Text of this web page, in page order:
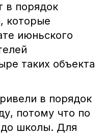
в порядок
которые
июньского
таких объекта
в порядок
потому что по
школы. Для